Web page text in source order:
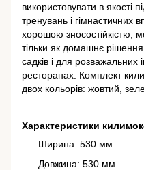
використовувати в якості
тренувань і гімнастичних
хорошою зносостійкістю,
тільки як домашнє
садків і для розважальних
ресторанах. Комплект
двох кольорів: жовтий,
Характеристики
Ширина: 530 мм
Довжина: 530 мм